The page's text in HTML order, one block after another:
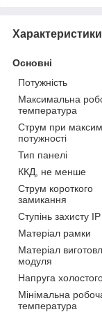
Характеристики
Основні
Потужність
Максимальна
температура
Струм при
потужності
Тип панелі
ККД, не менше
Струм короткого
замикання
Ступінь захисту IP
Матеріал рамки
Матеріал
модуля
Напруга
Мінімальна
температура